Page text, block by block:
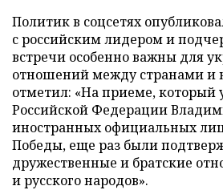
Политик в соцсетях
с российским лидером и
встречи особенно важны для
отношений между странами и
отметил: «На приеме, который
Российской Федерации
иностранных официальных
Победы, еще раз были
дружественные и братские
и русского народов».